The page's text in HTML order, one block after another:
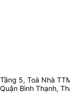
Tầng 5, Toà Nhà
Quận Bình Thạnh,